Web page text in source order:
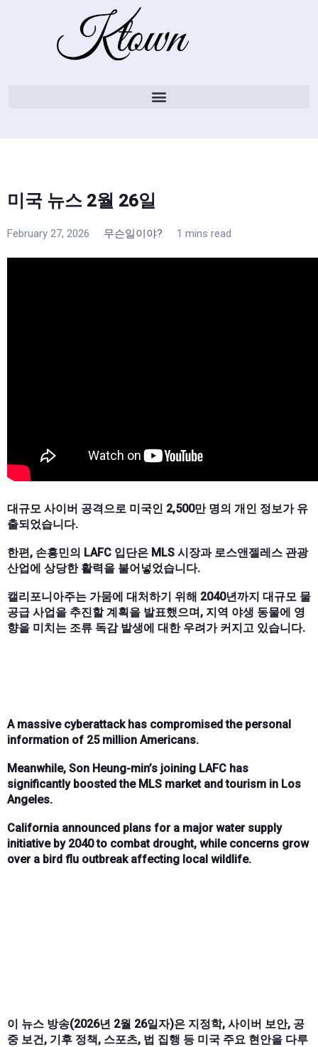
미국 뉴스 2월 26일
February 27, 2026 무슨일이야? 1 mins read
대규모 사이버 공격으로 미국인 2,500만 명의 개인 정보가 유
출되었습니다.
한편, 손흥민의 LAFC 입단은 MLS 시장과 로스앤젤레스 관광
산업에 상당한 활력을 불어넣었습니다.
캘리포니아주는 가뭄에 대처하기 위해 2040년까지 대규모 물
공급 사업을 추진할 계획을 발표했으며, 지역 야생 동물에 영
향을 미치는 조류 독감 발생에 대한 우려가 커지고 있습니다.
A massive cyberattack has compromised the personal
information of 25 million Americans.
Meanwhile, Son Heung-min’s joining LAFC has
significantly boosted the MLS market and tourism in Los
Angeles.
California announced plans for a major water supply
initiative by 2040 to combat drought, while concerns grow
over a bird flu outbreak affecting local wildlife.
이 뉴스 방송(2026년 2월 26일자)은 지정학, 사이버 보안, 공
중 보건, 기후 정책, 스포츠, 법 집행 등 미국 주요 현안을 다루